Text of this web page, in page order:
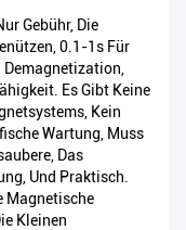
Gebühr, Die
0.1-1s Für
Es Gibt Keine
Kein
Wartung, Muss
Das
Und Praktisch.
Magnetische
Kleinen